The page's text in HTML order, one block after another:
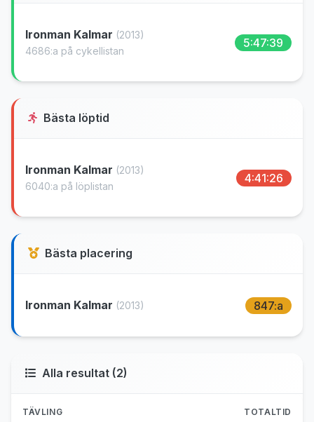
Ironman Kalmar (2013)
4686:a på cykellistan
5:47:39
Bästa löptid
Ironman Kalmar (2013)
6040:a på löplistan
4:41:26
Bästa placering
Ironman Kalmar (2013) 847:a
Alla resultat (2)
TÄVLING TOTALTID